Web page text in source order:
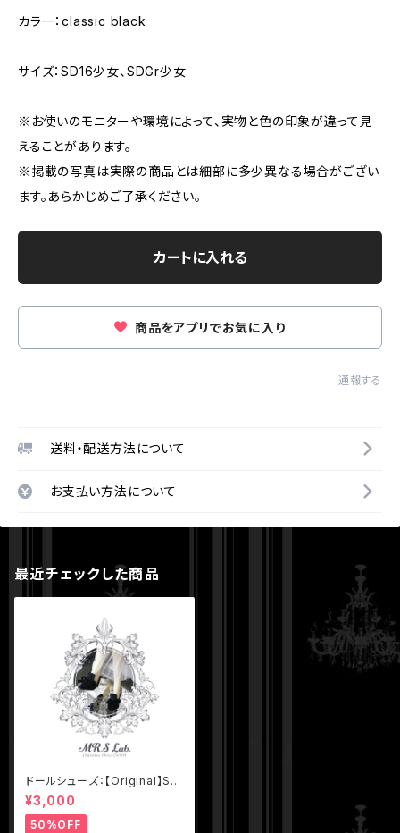
カラー：classic black
サイズ：SD16少女、SDGr少女
※お使いのモニターや環境によって、実物と色の印象が違って見
えることがあります。
※掲載の写真は実際の商品とは細部に多少異なる場合がござい
ます。あらかじめご了承ください。
カートに入れる
商品をアプリでお気に入り
通報する
送料・配送方法について
お支払い方法について
最近チェックした商品
ドールシューズ：【Original】Sli
p-on with Ribbon リボン付
きハイヒール クラシックブラッ
ク
¥3,000
50%OFF